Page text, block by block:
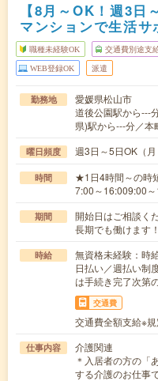
【8月～OK！週3日
マンションで生活
職種未経験OK 交通費別途支
WEB登録OK 派遣
勤務地
愛媛県松山市
道後公園駅から---
県)駅から---分／
曜日頻度 週3日～5日OK（
時間
★1日4時間～の時
7:00～16:009:00
期間
開始日はご相談
長期でも働けます！
時給
無資格未経験：
日払い／週払い制
は手続き完了次第
交通費
交通費全額支給※
仕事内容
介護関連
＊入居者の方の「
する介護のお仕事